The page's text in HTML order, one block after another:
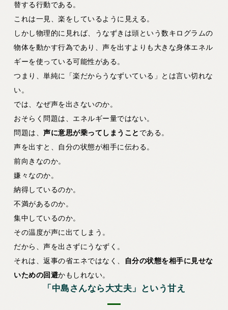
替する行動である。
これは一見、楽をしているように見える。
しかし物理的に見れば、うなずきは頭という数キログラムの
物体を動かす行為であり、声を出すよりも大きな身体エネル
ギーを使っている可能性がある。
つまり、単純に「楽だからうなずいている」とは言い切れな
い。
では、なぜ声を出さないのか。
おそらく問題は、エネルギー量ではない。
問題は、声に意思が乗ってしまうこと である。
声を出すと、自分の状態が相手に伝わる。
前向きなのか。
嫌々なのか。
納得しているのか。
不満があるのか。
集中しているのか。
その温度が声に出てしまう。
だから、声を出さずにうなずく。
それは、返事の省エネではなく、
自分の状態を相手に見せな
いための回避かもしれない。
「中島さんなら大丈夫」という甘え